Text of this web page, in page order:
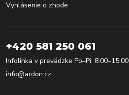
Vyhlásenie o zhode
+420 581 250 061
Infolinka v prevádzke Po–Pi: 8:00–15:00
info@ardon.cz